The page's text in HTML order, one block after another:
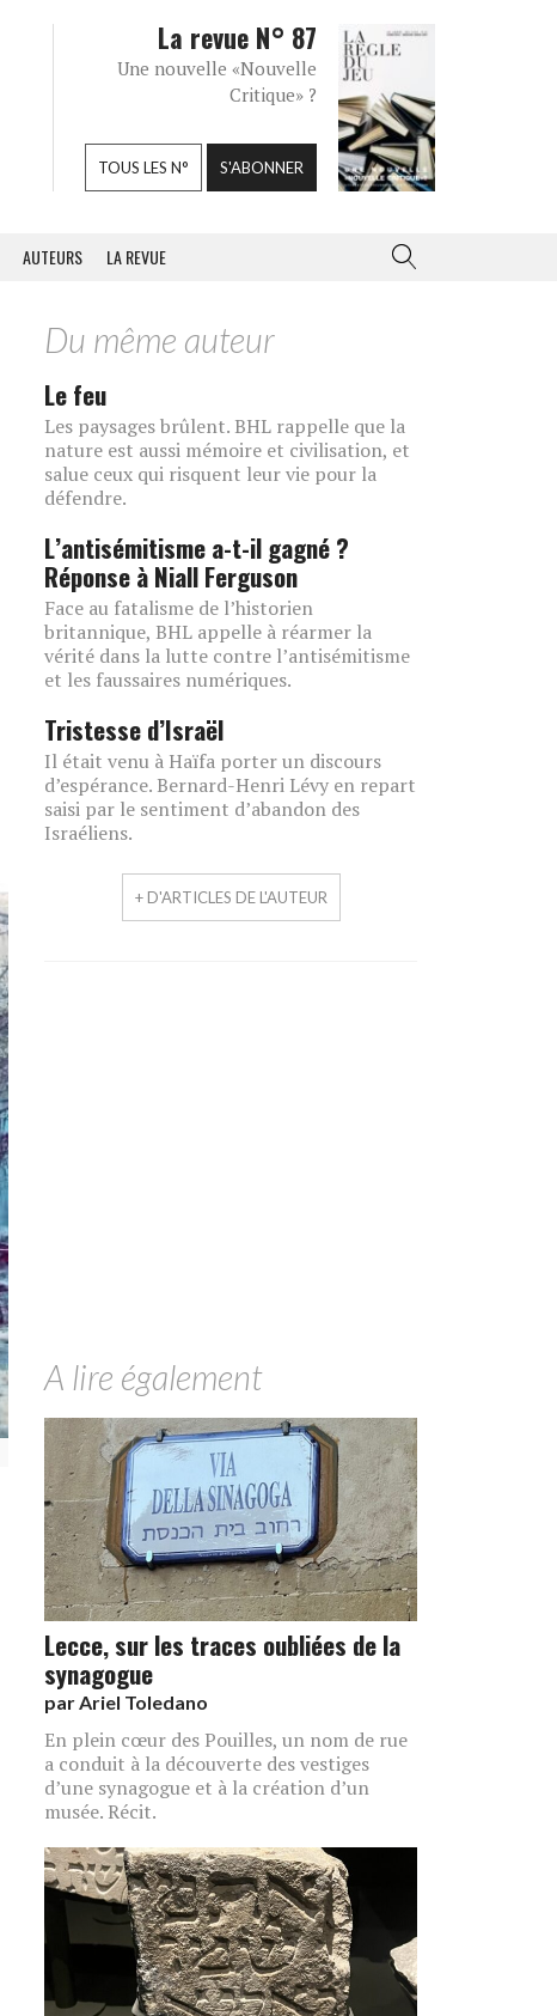
La revue N° 87
Une nouvelle «Nouvelle
Critique» ?
TOUS LES N° S'ABONNER
AUTEURS LA REVUE
Du même auteur
Le feu
Les paysages brûlent. BHL rappelle que la
nature est aussi mémoire et civilisation, et
salue ceux qui risquent leur vie pour la
défendre.
L’antisémitisme a-t-il gagné ?
Réponse à Niall Ferguson
Face au fatalisme de l’historien
britannique, BHL appelle à réarmer la
vérité dans la lutte contre l’antisémitisme
et les faussaires numériques.
Tristesse d’Israël
Il était venu à Haïfa porter un discours
d’espérance. Bernard-Henri Lévy en repart
saisi par le sentiment d’abandon des
Israéliens.
+ D'ARTICLES DE L'AUTEUR
A lire également
Lecce, sur les traces oubliées de la
synagogue
par Ariel Toledano
En plein cœur des Pouilles, un nom de rue
a conduit à la découverte des vestiges
d’une synagogue et à la création d’un
musée. Récit.